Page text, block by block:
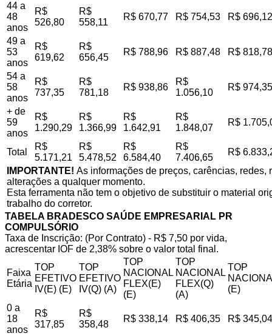
44 a
48
anos
R$
526,80
R$
558,11
R$ 670,77 R$ 754,53 R$ 696,12
49 a
53
anos
R$
619,62
R$
656,45
R$ 788,96 R$ 887,48 R$ 818,78
54 a
58
anos
R$
737,35
R$
781,18
R$ 938,86
R$
1.056,10
R$ 974,35
+ de
59
anos
R$
1.290,29
R$
1.366,99
R$
1.642,91
R$
1.848,07
R$
Total
R$
5.171,21
R$
5.478,52
R$
6.584,40
R$
7.406,65
R$
IMPORTANTE! As informações de preços, carências,
alterações a qualquer momento.
Esta ferramenta não tem o objetivo de substituir o material
trabalho do corretor.
TABELA BRADESCO SAÚDE EMPRESARIAL PR
COMPULSÓRIO
Taxa de Inscrição: (Por Contrato) - R$ 7,50 por vida,
acrescentar IOF de 2,38% sobre o valor total final.
Faixa
Etária
TOP
EFETIVO
IV(E) (E)
TOP
EFETIVO
IV(Q) (A)
TOP
NACIONAL
FLEX(E)
(E)
TOP
NACIONAL
FLEX(Q)
(A)
TOP
(E)
0 a
18
anos
R$
317,85
R$
358,48
R$ 338,14 R$ 406,35 R$ 345,04